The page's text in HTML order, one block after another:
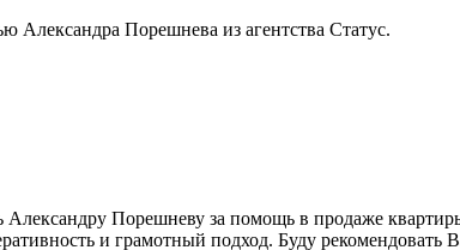
Порешнева из агентства Статус.
Александру Порешневу за помощь в продаже
и грамотный подход. Буду рекомендовать